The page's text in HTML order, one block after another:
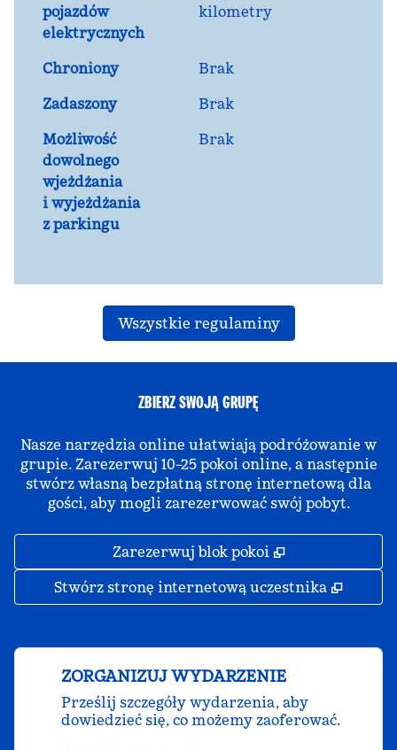
pojazdów
elektrycznych
kilometry
Chroniony
Brak
Zadaszony
Brak
Możliwość
dowolnego
wjeżdżania
i wyjeżdżania
z parkingu
Brak
Wszystkie regulaminy
ZBIERZ SWOJĄ GRUPĘ
Nasze narzędzia online ułatwiają podróżowanie w
grupie. Zarezerwuj 10–25 pokoi online, a następnie
stwórz własną bezpłatną stronę internetową dla
gości, aby mogli zarezerwować swój pobyt.
Zarezerwuj blok pokoi ,
Stwórz stronę internetową uczestnika ,
ZORGANIZUJ WYDARZENIE
Prześlij szczegóły wydarzenia, aby
dowiedzieć się, co możemy zaoferować.